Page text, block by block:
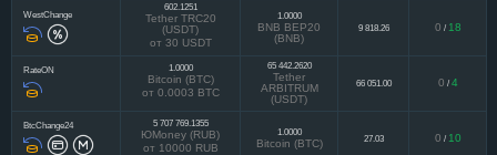
WestChange
602.1251
Tether TRC20
(USDT)
от 30 USDT
1.0000
BNB BEP20
(BNB)
9 818.26 0 / 18
RateON 1.0000
Bitcoin (BTC)
от 0.0003 BTC
65 442.2620
Tether
ARBITRUM
(USDT)
66 051.00 0 / 4
BtcChange24 5 707 769.1355
ЮMoney (RUB)
от 10000 RUB
1.0000
Bitcoin (BTC) 27.03 0 / 10